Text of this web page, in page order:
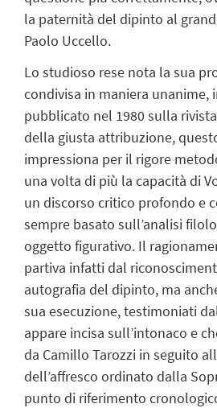
la paternità del dipinto al
Paolo Uccello.
Lo studioso rese nota la sua
condivisa in maniera unanime,
pubblicato nel 1980 sulla rivista
della giusta attribuzione,
impressiona per il rigore
una volta di più la capacità di
un discorso critico profondo e
sempre basato sull’analisi
oggetto figurativo. Il
partiva infatti dal
autografia del dipinto, ma
sua esecuzione, testimoniati
appare incisa sull’intonaco e
da Camillo Tarozzi in seguito
dell’affresco ordinato dalla
punto di riferimento